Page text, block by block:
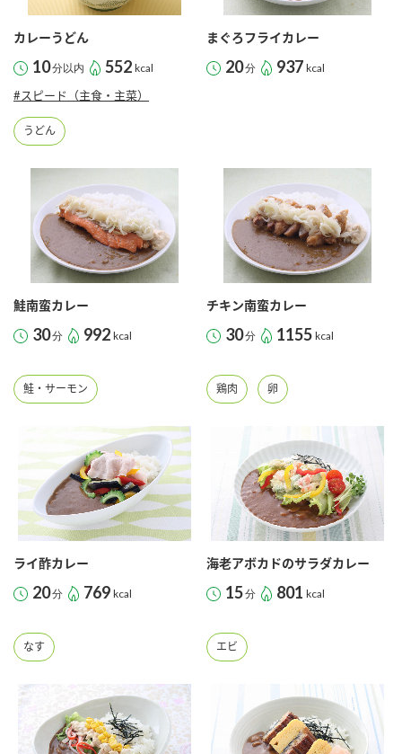
カレーうどん
10分以内 552 kcal
#スピード（主食・主菜）
うどん
まぐろフライカレー
20分 937 kcal
鮭南蛮カレー
30分 992 kcal
鮭・サーモン
チキン南蛮カレー
30分 1155 kcal
鶏肉 卵
ライ酢カレー
20分 769 kcal
なす
海老アボカドのサラダカレー
15分 801 kcal
エビ